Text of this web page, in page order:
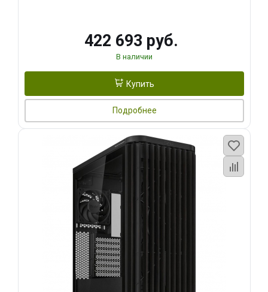
422 693 руб.
В наличии
Купить
Подробнее